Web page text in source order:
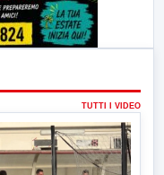
TUTTI I VIDEO